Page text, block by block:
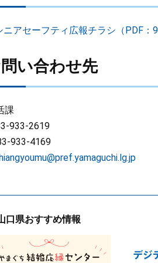
ニアセーフティ広報チラシ（PDF：
い合わせ先
課
933-2619
933-4169
口県おすすめ情報